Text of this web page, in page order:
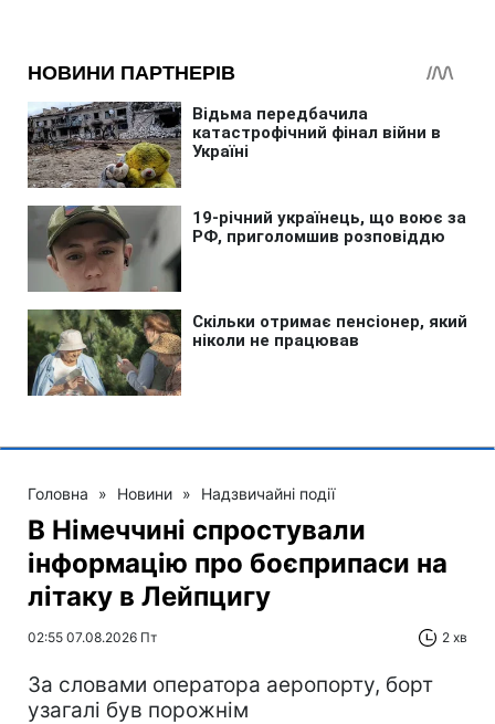
Головна » Новини » Надзвичайні події
В Німеччині спростували
інформацію про боєприпаси на
літаку в Лейпцигу
02:55 07.08.2026 Пт 2 хв
За словами оператора аеропорту, борт
узагалі був порожнім